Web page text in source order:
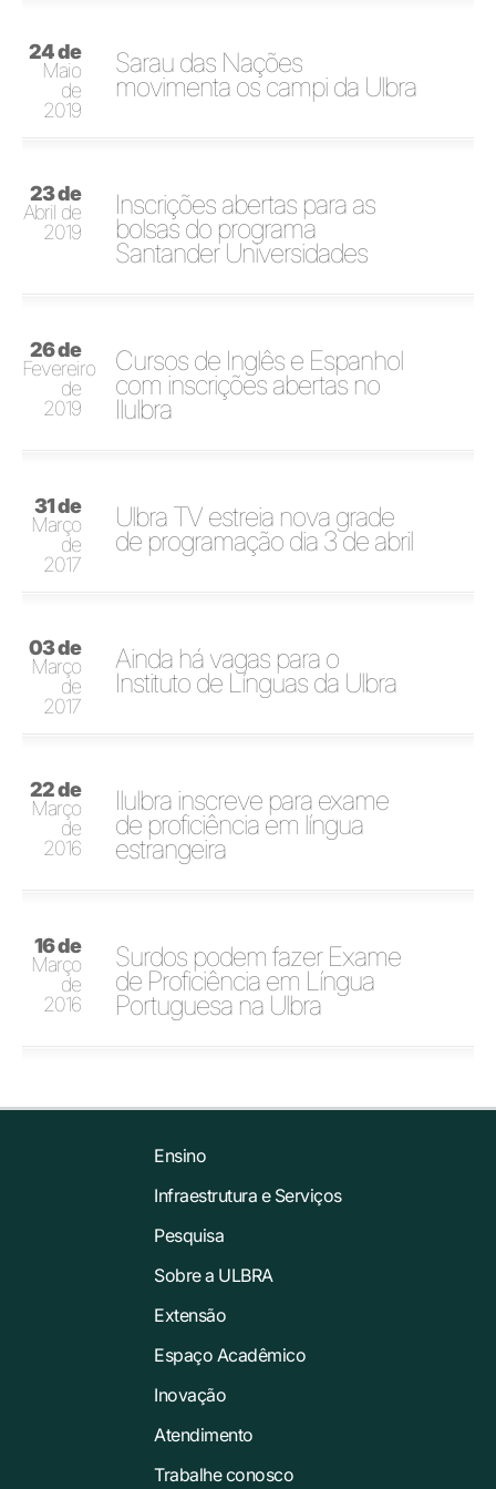
24 de
Maio
de
2019
Sarau das Nações
movimenta os campi da Ulbra
23 de
Abril de
2019
Inscrições abertas para as
bolsas do programa
Santander Universidades
26 de
Fevereiro
de
2019
Cursos de Inglês e Espanhol
com inscrições abertas no
Ilulbra
31 de
Março
de
2017
Ulbra TV estreia nova grade
de programação dia 3 de abril
03 de
Março
de
2017
Ainda há vagas para o
Instituto de Línguas da Ulbra
22 de
Março
de
2016
Ilulbra inscreve para exame
de proficiência em língua
estrangeira
16 de
Março
de
2016
Surdos podem fazer Exame
de Proficiência em Língua
Portuguesa na Ulbra
Ensino
Infraestrutura e Serviços
Pesquisa
Sobre a ULBRA
Extensão
Espaço Acadêmico
Inovação
Atendimento
Trabalhe conosco